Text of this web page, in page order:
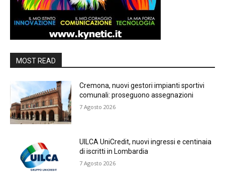
MOST READ
Cremona, nuovi gestori impianti sportivi
comunali: proseguono assegnazioni
7 Agosto 2026
UILCA UniCredit, nuovi ingressi e centinaia
di iscritti in Lombardia
7 Agosto 2026